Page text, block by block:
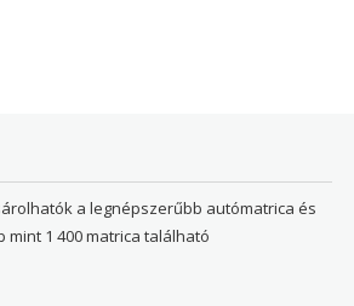
a legnépszerűbb autómatrica és
1 400 matrica található